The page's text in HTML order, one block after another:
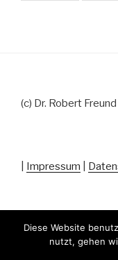
(c) Dr. Robert Freund |
Impressum
Datenschutz
Diese Website
nutzt, gehen